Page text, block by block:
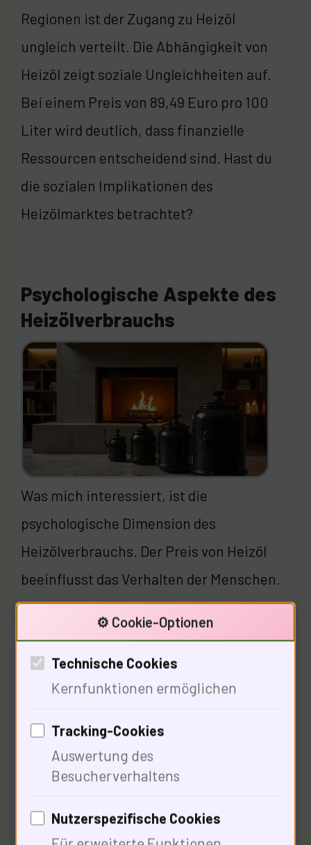
Regionen ist der Zugang zu Heizöl
ungleich verteilt. Die Abhängigkeit von
Heizöl zeigt soziale Ungleichheiten auf.
Bei einem Preis von 89,49 Euro pro 100
Liter wird deutlich, dass finanzielle
Ressourcen entscheidend sind. Hast du
die sozialen Implikationen des
Heizölmarktes betrachtet?
Psychologische Aspekte des
Heizölverbrauchs
Was mich interessiert, ist die
psychologische Dimension des
Heizölverbrauchs. Der Preis von Heizöl
beeinflusst das Verhalten der Menschen.
Stress und Angst vor kalten
Wintermonaten treiben viele dazu,
unüberlegte Entscheidungen zu treffen.
35% derwarten bis zur letzten Minute mit
psychologischen Reaktionen auf
⚙️ Cookie-Optionen
Technische Cookies
Kernfunktionen ermöglichen
Tracking-Cookies
Auswertung des
Besucherverhaltens
Nutzerspezifische Cookies